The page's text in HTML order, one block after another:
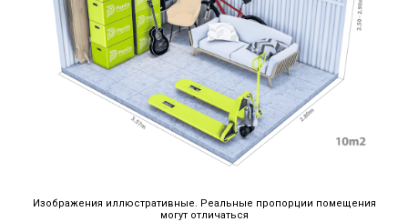
Изображения иллюстративные. Реальные пропорции помещения
могут отличаться